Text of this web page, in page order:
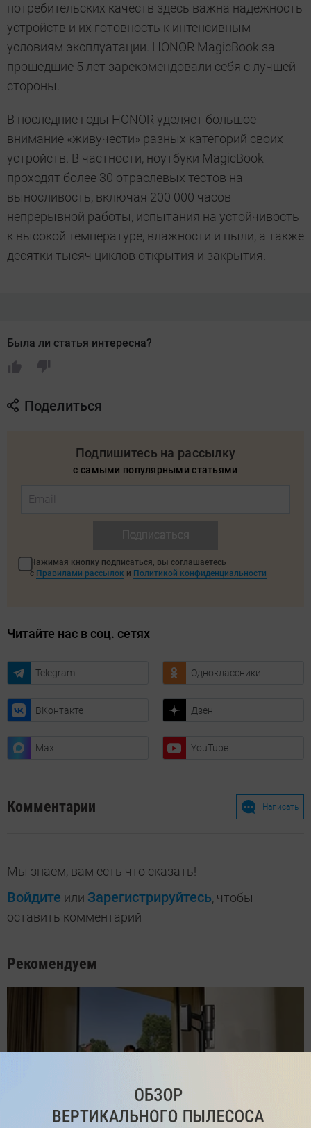
потребительских качеств здесь важна надежность
устройств и их готовность к интенсивным
условиям эксплуатации. HONOR MagicBook за
прошедшие 5 лет зарекомендовали себя с лучшей
стороны.
В последние годы HONOR уделяет большое
внимание «живучести» разных категорий своих
устройств. В частности, ноутбуки MagicBook
проходят более 30 отраслевых тестов на
выносливость, включая 200 000 часов
непрерывной работы, испытания на устойчивость
к высокой температуре, влажности и пыли, а также
десятки тысяч циклов открытия и закрытия.
Была ли статья интересна?
Поделиться
Подпишитесь на рассылку
с самыми популярными статьями
Нажимая кнопку подписаться, вы соглашаетесь
с Правилами рассылок и Политикой конфиденциальности
Читайте нас в соц. сетях
Telegram Одноклассники
ВКонтакте Дзен
Max YouTube
Комментарии Написать
Мы знаем, вам есть что сказать!
Войдите или Зарегистрируйтесь, чтобы
оставить комментарий
Рекомендуем